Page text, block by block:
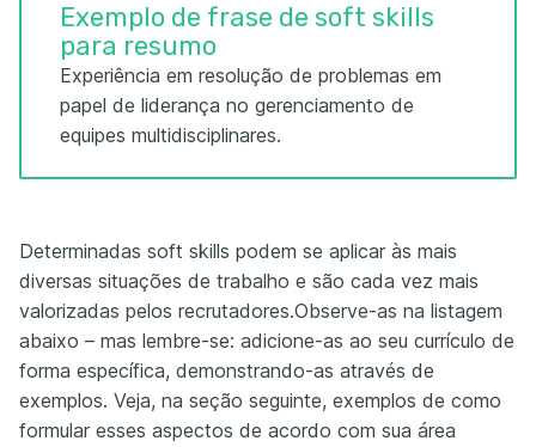
Exemplo de frase de soft skills
para resumo
Experiência em resolução de problemas em
papel de liderança no gerenciamento de
equipes multidisciplinares.
Determinadas soft skills podem se aplicar às mais
diversas situações de trabalho e são cada vez mais
valorizadas pelos recrutadores.Observe-as na listagem
abaixo – mas lembre-se: adicione-as ao seu currículo de
forma específica, demonstrando-as através de
exemplos. Veja, na seção seguinte, exemplos de como
formular esses aspectos de acordo com sua área